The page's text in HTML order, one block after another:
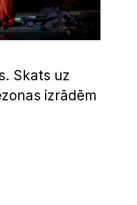
Skats uz
izrādēm